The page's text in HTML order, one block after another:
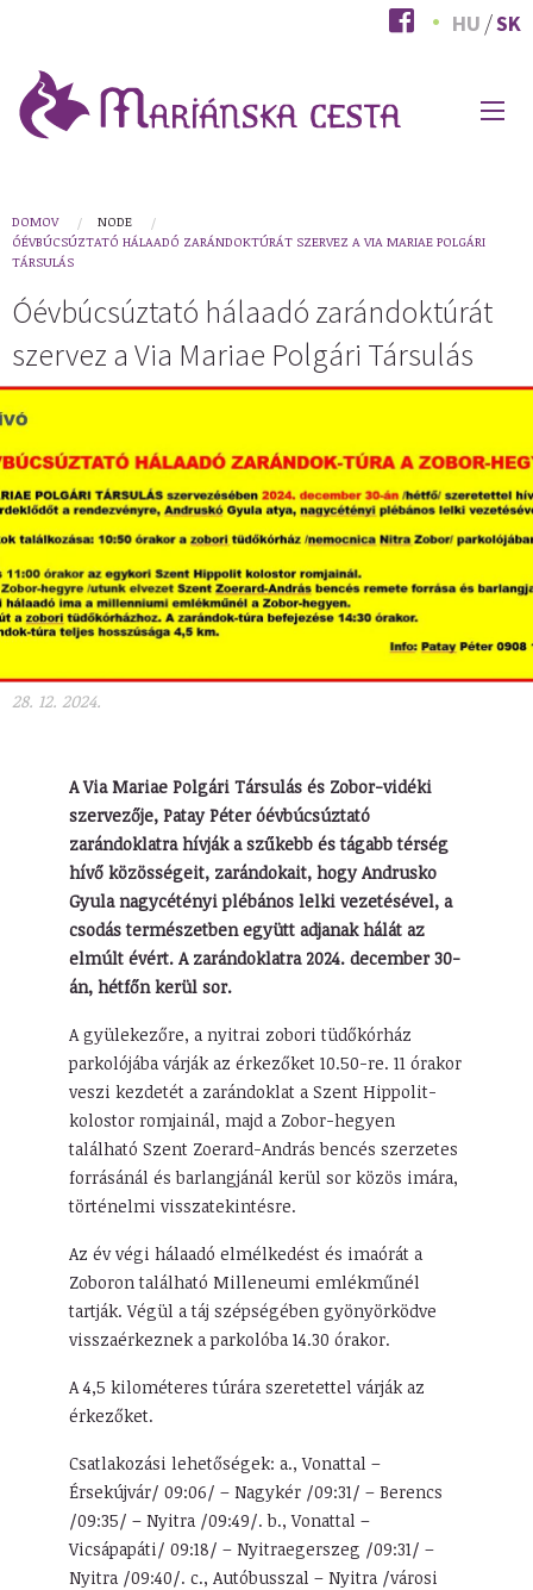
hlavný
obsah
HU SK
You
are
here
DOMOV
NODE
ÓÉVBÚCSÚZTATÓ HÁLAADÓ ZARÁNDOKTÚRÁT SZERVEZ A VIA MARIAE POLGÁRI
TÁRSULÁS
Óévbúcsúztató hálaadó zarándoktúrát
szervez a Via Mariae Polgári Társulás
28. 12. 2024.
A Via Mariae Polgári Társulás és Zobor-vidéki
szervezője, Patay Péter óévbúcsúztató
zarándoklatra hívják a szűkebb és tágabb térség
hívő közösségeit, zarándokait, hogy Andrusko
Gyula nagycétényi plébános lelki vezetésével, a
csodás természetben együtt adjanak hálát az
elmúlt évért. A zarándoklatra 2024. december 30-
án, hétfőn kerül sor.
A gyülekezőre, a nyitrai zobori tüdőkórház
parkolójába várják az érkezőket 10.50-re. 11 órakor
veszi kezdetét a zarándoklat a Szent Hippolit-
kolostor romjainál, majd a Zobor-hegyen
található Szent Zoerard-András bencés szerzetes
forrásánál és barlangjánál kerül sor közös imára,
történelmi visszatekintésre.
Az év végi hálaadó elmélkedést és imaórát a
Zoboron található Milleneumi emlékműnél
tartják. Végül a táj szépségében gyönyörködve
visszaérkeznek a parkolóba 14.30 órakor.
A 4,5 kilométeres túrára szeretettel várják az
érkezőket.
Csatlakozási lehetőségek: a., Vonattal –
Érsekújvár/ 09:06/ – Nagykér /09:31/ – Berencs
/09:35/ – Nyitra /09:49/. b., Vonattal –
Vicsápapáti/ 09:18/ – Nyitraegerszeg /09:31/ –
Nyitra /09:40/. c., Autóbusszal – Nyitra /városi